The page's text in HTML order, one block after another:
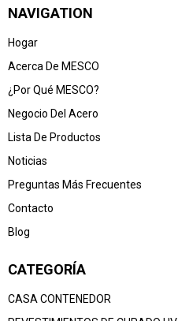
NAVIGATION
Hogar
Acerca De MESCO
¿Por Qué MESCO?
Negocio Del Acero
Lista De Productos
Noticias
Preguntas Más Frecuentes
Contacto
Blog
CATEGORÍA
CASA CONTENEDOR